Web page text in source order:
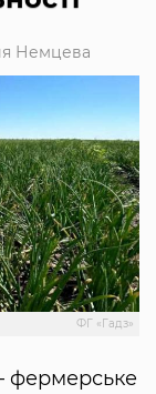
Немцева
ФГ «Гадз»
фермерське